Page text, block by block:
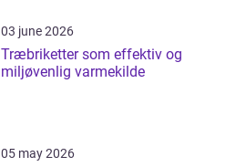
03 june 2026
Træbriketter som effektiv og
miljøvenlig varmekilde
05 may 2026